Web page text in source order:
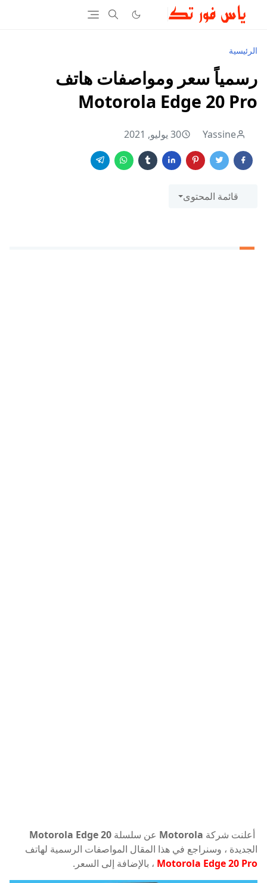
الرئيسية
رسمياً سعر ومواصفات هاتف
Motorola Edge 20 Pro
Yassine 30 يوليو, 2021
قائمة المحتوى
أعلنت شركة Motorola عن سلسلة
الجديدة ، وسنراجع في هذا المقال المواصفات الرسمية لهاتف
Motorola Edge 20 Pro ، بالإضافة إلى السعر.